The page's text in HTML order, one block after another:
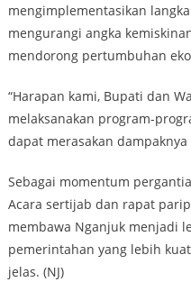
mengimplementasikan
mengurangi angka
mendorong pertumbuhan
“Harapan kami, Bupati dan
melaksanakan program-
dapat merasakan dampaknya
Sebagai momentum
Acara sertijab dan rapat
membawa Nganjuk menjadi
pemerintahan yang lebih
jelas. (NJ)